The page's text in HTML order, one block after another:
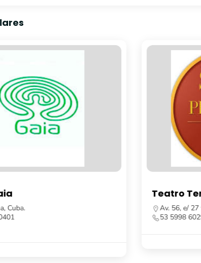
Cuba.
Teatro
Av. 56, e/ 27
53 5998